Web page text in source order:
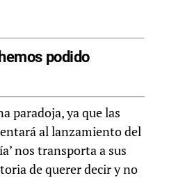
podido
paradoja, ya que las
al lanzamiento del
nos transporta a sus
de querer decir y no